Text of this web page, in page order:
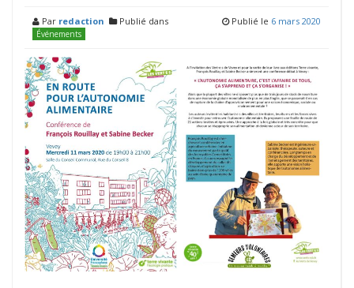
Par redaction Publié dans
Événements
Publié le 6 mars 2020